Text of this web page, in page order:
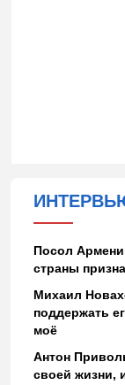
Посол
страны
Михаил
поддержать
моё
Антон
своей жизни,